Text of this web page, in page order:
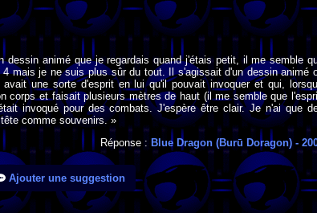
dessin animé que je regardais quand j'étais petit, il me semble
mais je ne suis plus sûr du tout. Il s'agissait d'un dessin animé
avait une sorte d'esprit en lui qu'il pouvait invoquer et qui,
corps et faisait plusieurs mètres de haut (il me semble que
invoqué pour des combats. J'espère être clair. Je n'ai que
comme souvenirs. »
Réponse : Blue Dragon (Burū Doragon) -
Ajouter une suggestion